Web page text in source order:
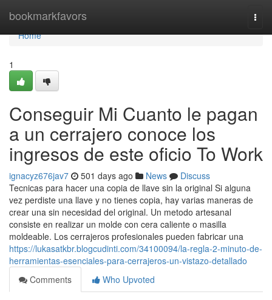
bookmarkfavors
Home
Home
1
Conseguir Mi Cuanto le pagan
a un cerrajero conoce los
ingresos de este oficio To Work
ignacyz676jav7 501 days ago News
Discuss
Tecnicas para hacer una copia de llave sin la original Si alguna
vez perdiste una llave y no tienes copia, hay varias maneras de
crear una sin necesidad del original. Un metodo artesanal
consiste en realizar un molde con cera caliente o masilla
moldeable. Los cerrajeros profesionales pueden fabricar una
https://lukasatkbr.blogcudinti.com/34100094/la-regla-2-minuto-de-
herramientas-esenciales-para-cerrajeros-un-vistazo-detallado
Comments
Who Upvoted